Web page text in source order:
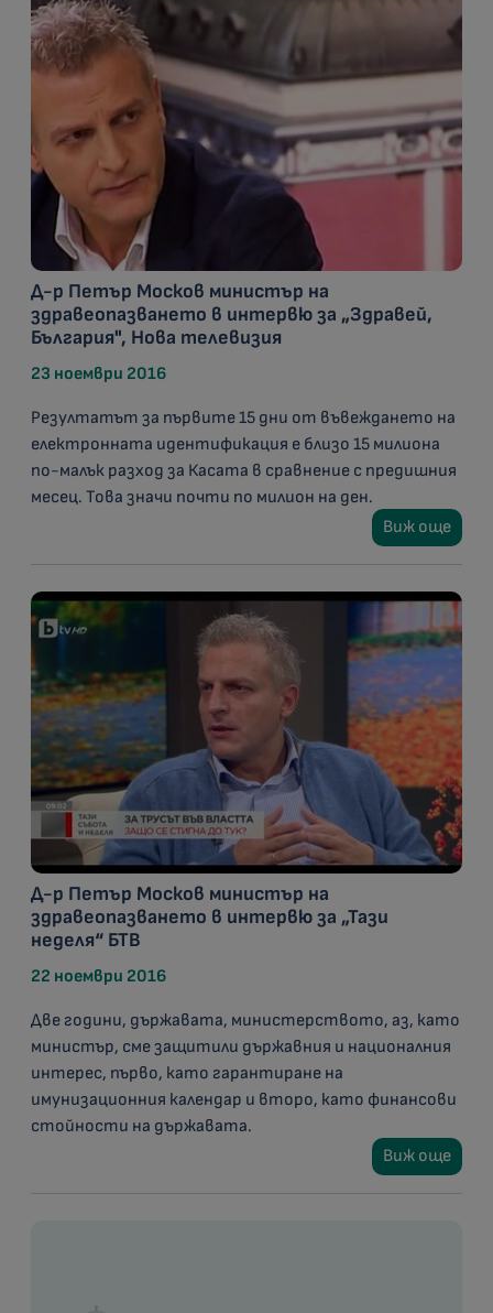
Д-р Петър Москов министър на
здравеопазването в интервю за „Здравей,
България", Нова телевизия
23 ноември 2016
Резултатът за първите 15 дни от въвеждането на
електронната идентификация е близо 15 милиона
по-малък разход за Касата в сравнение с предишния
месец. Това значи почти по милион на ден.
Виж още
Д-р Петър Москов министър на
здравеопазването в интервю за „Тази
неделя“ БТВ
22 ноември 2016
Две години, държавата, министерството, аз, като
министър, сме защитили държавния и националния
интерес, първо, като гарантиране на
имунизационния календар и второ, като финансови
стойности на държавата.
Виж още